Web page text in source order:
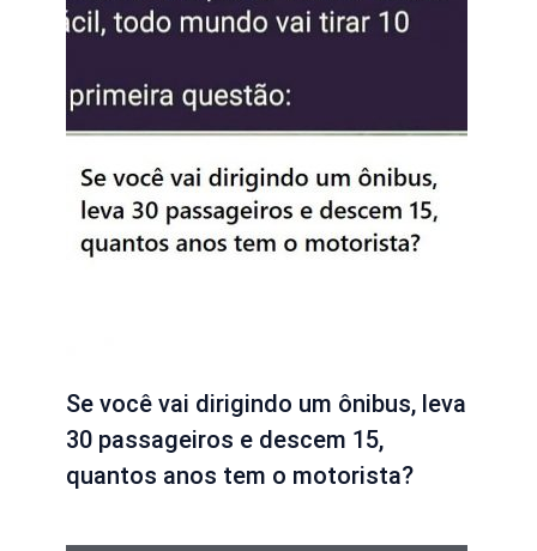
Se você vai dirigindo um ônibus, leva
30 passageiros e descem 15,
quantos anos tem o motorista?